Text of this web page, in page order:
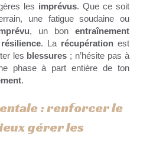
les imprévus. Que ce soit
une fatigue soudaine ou
, un bon entraînement
résilience. La récupération est
les blessures ; n’hésite pas à
phase à part entière de ton
.
: renforcer le
gérer les